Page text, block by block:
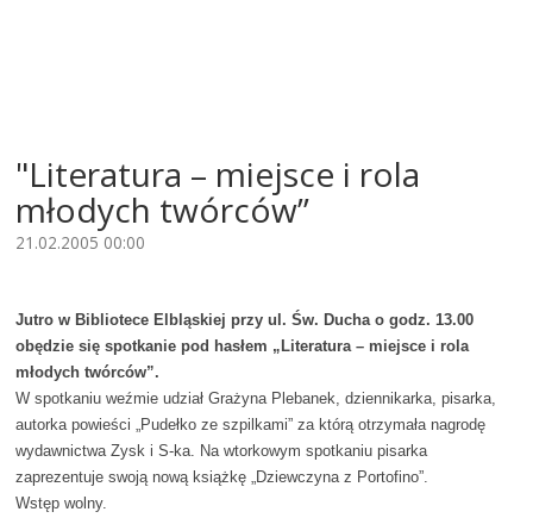
"Literatura – miejsce i rola
młodych twórców”
21.02.2005 00:00
Jutro w Bibliotece Elbląskiej przy ul. Św. Ducha o godz. 13.00
obędzie się spotkanie pod hasłem „Literatura – miejsce i rola
młodych twórców”.
W spotkaniu weźmie udział Grażyna Plebanek, dziennikarka, pisarka,
autorka powieści „Pudełko ze szpilkami” za którą otrzymała nagrodę
wydawnictwa Zysk i S-ka. Na wtorkowym spotkaniu pisarka
zaprezentuje swoją nową książkę „Dziewczyna z Portofino”.
Wstęp wolny.